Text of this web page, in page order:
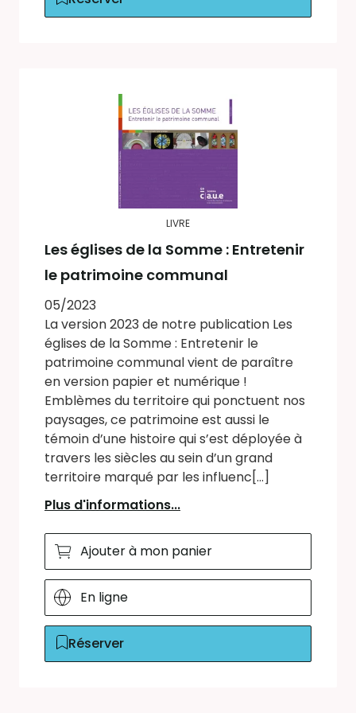
LIVRE
Les églises de la Somme : Entretenir
le patrimoine communal
05/2023
La version 2023 de notre publication Les
églises de la Somme : Entretenir le
patrimoine communal vient de paraître
en version papier et numérique !
Emblèmes du territoire qui ponctuent nos
paysages, ce patrimoine est aussi le
témoin d’une histoire qui s’est déployée à
travers les siècles au sein d’un grand
territoire marqué par les influenc[...]
Plus d'informations...
Ajouter à mon panier
En ligne
Réserver